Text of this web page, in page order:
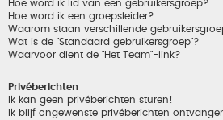
Hoe word ik lid van een gebruikersgroep?
Hoe word ik een groepsleider?
Waarom staan verschillende
Wat is de "Standaard gebruikersgroep"?
Waarvoor dient de "Het Team"-link?
Privéberichten
Ik kan geen privéberichten sturen!
Ik blijf ongewenste privéberichten